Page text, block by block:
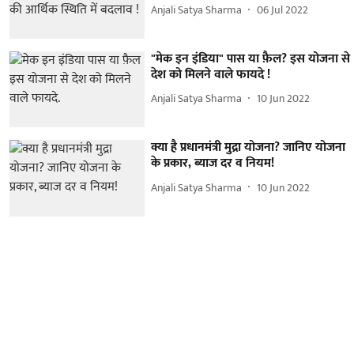
Anjali Satya Sharma 06 Jul 2022
"मेक इन इंडिया" पास या फ़ैल? इस योजना से
देश को मिलने वाले फायदे !
Anjali Satya Sharma 10 Jun 2022
क्या है प्रधानमंत्री मुद्रा योजना? जानिए योजना
के प्रकार, ब्याज दर व नियम!
Anjali Satya Sharma 10 Jun 2022